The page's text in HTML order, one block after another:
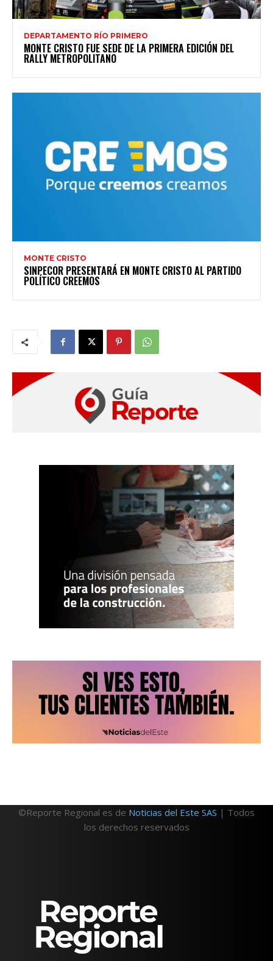
DEPARTAMENTO RÍO PRIMERO
MONTE CRISTO FUE SEDE DE LA PRIMERA EDICIÓN DEL
RALLY METROPOLITANO
MONTE CRISTO
SINPECOR PRESENTARÁ EN MONTE CRISTO AL PARTIDO
POLÍTICO CREEMOS
©Reporte Regional es de Noticias del Este SAS | Todos
los derechos reservados